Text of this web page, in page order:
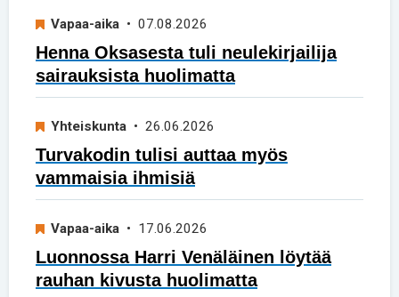
Vapaa-aika • 07.08.2026
Henna Oksasesta tuli neulekirjailija
sairauksista huolimatta
Yhteiskunta • 26.06.2026
Turvakodin tulisi auttaa myös
vammaisia ihmisiä
Vapaa-aika • 17.06.2026
Luonnossa Harri Venäläinen löytää
rauhan kivusta huolimatta